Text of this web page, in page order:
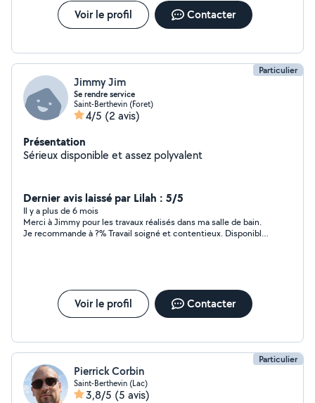
Voir le profil Contacter
Particulier
Jimmy Jim
Se rendre service
Saint-Berthevin (Foret)
4/5 (2 avis)
Présentation
Sérieux disponible et assez polyvalent
Dernier avis laissé par Lilah : 5/5
Il y a plus de 6 mois
Merci à Jimmy pour les travaux réalisés dans ma salle de bain.
Je recommande à ?% Travail soigné et contentieux. Disponible,
Voir le profil Contacter
Particulier
Pierrick Corbin
Saint-Berthevin (Lac)
3,8/5 (5 avis)